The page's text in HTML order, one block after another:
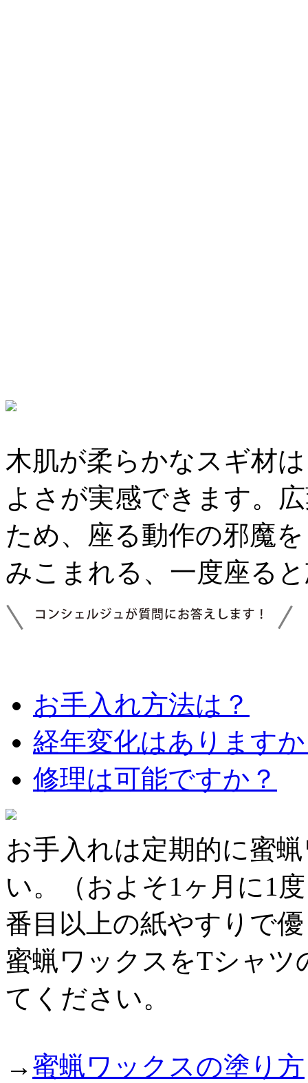
木肌が柔らかなスギ材
よさが実感できます。
ため、座る動作の邪魔
みこまれる、一度座る
お手入れ方法は？
経年変化はあります
修理は可能ですか？
お手入れは定期的に蜜
い。（およそ1ヶ月に1
番目以上の紙やすりで
蜜蝋ワックスをTシャ
てください。
→ 蜜蝋ワックスの塗り方